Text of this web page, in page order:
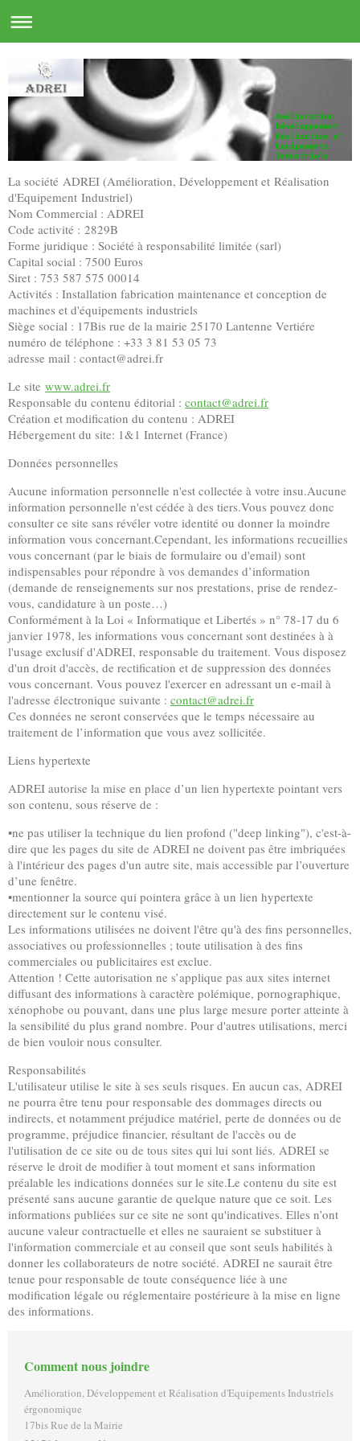
Amélioration
Développement
Réalisation d'
Equipements
Industriels
La société ADREI (Amélioration, Développement et Réalisation
d'Equipement Industriel)
Nom Commercial : ADREI
Code activité : 2829B
Forme juridique : Société à responsabilité limitée (sarl)
Capital social : 7500 Euros
Siret : 753 587 575 00014
Activités : Installation fabrication maintenance et conception de
machines et d'équipements industriels
Siège social : 17Bis rue de la mairie 25170 Lantenne Vertiére
numéro de téléphone : +33 3 81 53 05 73
adresse mail : contact@adrei.fr
Le site www.adrei.fr
Responsable du contenu éditorial : contact@adrei.fr
Création et modification du contenu : ADREI
Hébergement du site: 1&1 Internet (France)
Données personnelles
Aucune information personnelle n'est collectée à votre insu.Aucune
information personnelle n'est cédée à des tiers.Vous pouvez donc
consulter ce site sans révéler votre identité ou donner la moindre
information vous concernant.Cependant, les informations recueillies
vous concernant (par le biais de formulaire ou d'email) sont
indispensables pour répondre à vos demandes d’information
(demande de renseignements sur nos prestations, prise de rendez-
vous, candidature à un poste…)
Conformément à la Loi « Informatique et Libertés » n° 78-17 du 6
janvier 1978, les informations vous concernant sont destinées à à
l'usage exclusif d'ADREI, responsable du traitement. Vous disposez
d'un droit d'accès, de rectification et de suppression des données
vous concernant. Vous pouvez l'exercer en adressant un e-mail à
l'adresse électronique suivante : contact@adrei.fr
Ces données ne seront conservées que le temps nécessaire au
traitement de l’information que vous avez sollicitée.
Liens hypertexte
ADREI autorise la mise en place d’un lien hypertexte pointant vers
son contenu, sous réserve de :
•ne pas utiliser la technique du lien profond ("deep linking"), c'est-à-
dire que les pages du site de ADREI ne doivent pas être imbriquées
à l'intérieur des pages d'un autre site, mais accessible par l’ouverture
d’une fenêtre.
•mentionner la source qui pointera grâce à un lien hypertexte
directement sur le contenu visé.
Les informations utilisées ne doivent l'être qu'à des fins personnelles,
associatives ou professionnelles ; toute utilisation à des fins
commerciales ou publicitaires est exclue.
Attention ! Cette autorisation ne s’applique pas aux sites internet
diffusant des informations à caractère polémique, pornographique,
xénophobe ou pouvant, dans une plus large mesure porter atteinte à
la sensibilité du plus grand nombre. Pour d'autres utilisations, merci
de bien vouloir nous consulter.
Responsabilités
L'utilisateur utilise le site à ses seuls risques. En aucun cas, ADREI
ne pourra être tenu pour responsable des dommages directs ou
indirects, et notamment préjudice matériel, perte de données ou de
programme, préjudice financier, résultant de l'accès ou de
l'utilisation de ce site ou de tous sites qui lui sont liés. ADREI se
réserve le droit de modifier à tout moment et sans information
préalable les indications données sur le site.Le contenu du site est
présenté sans aucune garantie de quelque nature que ce soit. Les
informations publiées sur ce site ne sont qu'indicatives. Elles n’ont
aucune valeur contractuelle et elles ne sauraient se substituer à
l'information commerciale et au conseil que sont seuls habilités à
donner les collaborateurs de notre société. ADREI ne saurait être
tenue pour responsable de toute conséquence liée à une
modification légale ou réglementaire postérieure à la mise en ligne
des informations.
Comment nous joindre
Amélioration, Développement et Réalisation d'Equipements Industriels
érgonomique
17bisRue de la Mairie